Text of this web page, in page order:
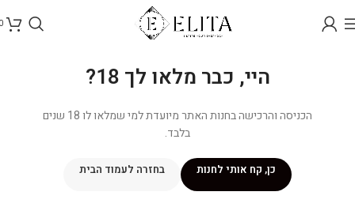
היי, כבר מלאו לך 18?
הכניסה והרכישה בחנות האתר מיועדת למי שמלאו לו 18 שנים
בלבד.
כן, קח אותי לחנות בחזרה לעמוד הבית